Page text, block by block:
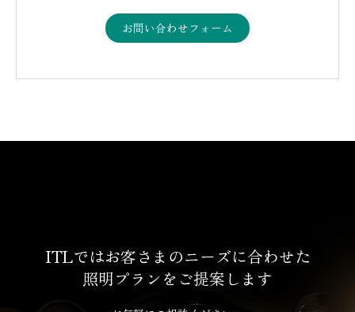
お問い合わせフォーム
ITLではお客さまのニーズに合わせた
照明プランをご提案します